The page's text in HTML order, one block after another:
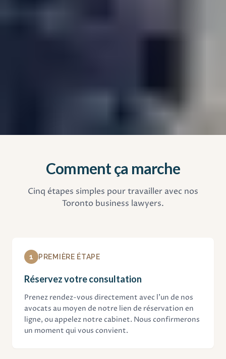
Comment ça marche
Cinq étapes simples pour travailler avec nos
Toronto business lawyers.
1 PREMIÈRE ÉTAPE
Réservez votre consultation
Prenez rendez-vous directement avec l'un de nos
avocats au moyen de notre lien de réservation en
ligne, ou appelez notre cabinet. Nous confirmerons
un moment qui vous convient.